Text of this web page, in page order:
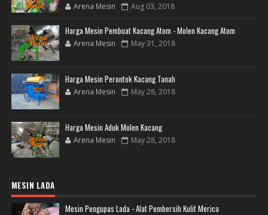
Arena Mesin Aug 03, 2018
Harga Mesin Pembuat Kacang Atom - Molen Kacang Atom
Arena Mesin May 31, 2018
Harga Mesin Perontok Kacang Tanah
Arena Mesin May 28, 2018
Harga Mesin Aduk Molen Kacang
Arena Mesin May 28, 2018
MESIN LADA
Mesin Pengupas Lada - Alat Pembersih Kulit Merica